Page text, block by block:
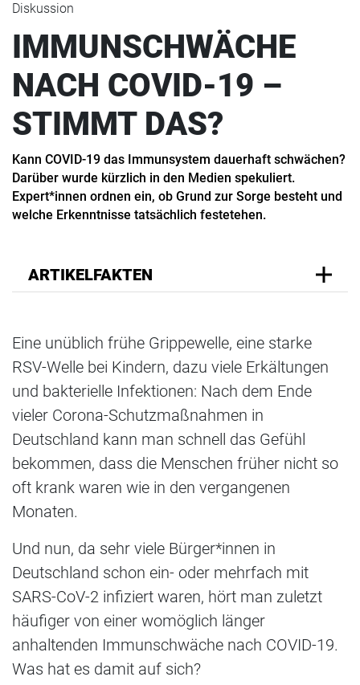
Diskussion
IMMUNSCHWÄCHE
NACH COVID-19 –
STIMMT DAS?
Kann COVID-19 das Immunsystem dauerhaft schwächen?
Darüber wurde kürzlich in den Medien spekuliert.
Expert*innen ordnen ein, ob Grund zur Sorge besteht und
welche Erkenntnisse tatsächlich festetehen.
ARTIKELFAKTEN
Eine unüblich frühe Grippewelle, eine starke
RSV-Welle bei Kindern, dazu viele Erkältungen
und bakterielle Infektionen: Nach dem Ende
vieler Corona-Schutzmaßnahmen in
Deutschland kann man schnell das Gefühl
bekommen, dass die Menschen früher nicht so
oft krank waren wie in den vergangenen
Monaten.
Und nun, da sehr viele Bürger*innen in
Deutschland schon ein- oder mehrfach mit
SARS-CoV-2 infiziert waren, hört man zuletzt
häufiger von einer womöglich länger
anhaltenden Immunschwäche nach COVID-19.
Was hat es damit auf sich?